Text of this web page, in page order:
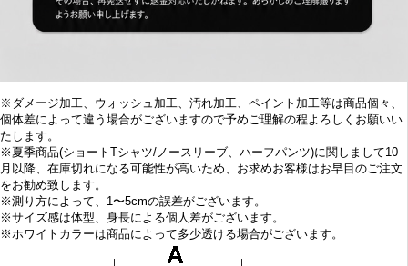
※ ダメージ加工、 ウォッシュ加工、汚れ加工、ペイント加工等は商品個々、
個体差によって違う場合がございますので予めご理解の程よろしくお願いい
たします。
※ 夏季商品(ショートTシャツ/ノースリーブ、ハーフパンツ)に関しまして10
月 以降、在庫切れになる可能性が高いため、お求めお客様はお早目のご注文
をお勧め致します。
※測り方によって、1〜5cmの誤差がございます。
※サイズ感は体型、身長による個人差がございます。
※ホワイトカラーは商品によって多少透ける場合がございます。